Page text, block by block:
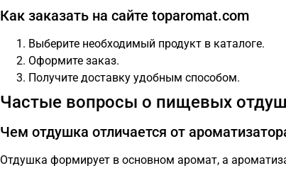
Как заказать на сайте toparomat.com
Выберите необходимый продукт в каталоге.
Оформите заказ.
Получите доставку удобным способом.
Частые вопросы о пищевых
Чем отдушка отличается от
Отдушка формирует в основном аромат, а